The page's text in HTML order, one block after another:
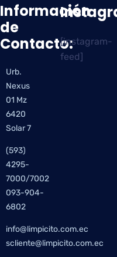
Información
de
Contacto:
Urb.
Nexus
01 Mz
6420
Solar 7
(593)
4295-
7000/7002
093-904-
6802
info@limpicito.com.ec
scliente@limpicito.com.ec
[instagram-
feed]